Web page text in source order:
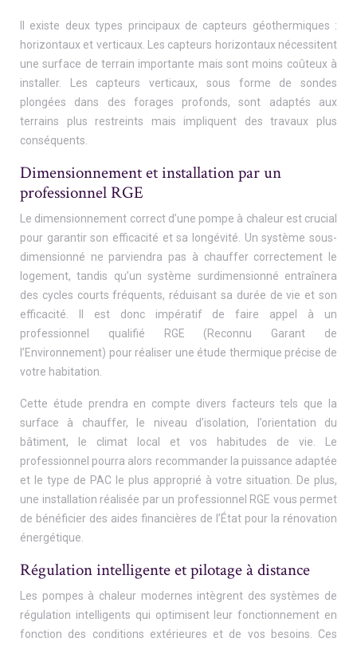
Il existe deux types principaux de capteurs géothermiques :
horizontaux et verticaux. Les capteurs horizontaux nécessitent
une surface de terrain importante mais sont moins coûteux à
installer. Les capteurs verticaux, sous forme de sondes
plongées dans des forages profonds, sont adaptés aux
terrains plus restreints mais impliquent des travaux plus
conséquents.
Dimensionnement et installation par un
professionnel RGE
Le dimensionnement correct d’une pompe à chaleur est crucial
pour garantir son efficacité et sa longévité. Un système sous-
dimensionné ne parviendra pas à chauffer correctement le
logement, tandis qu’un système surdimensionné entraînera
des cycles courts fréquents, réduisant sa durée de vie et son
efficacité. Il est donc impératif de faire appel à un
professionnel qualifié RGE (Reconnu Garant de
l’Environnement) pour réaliser une étude thermique précise de
votre habitation.
Cette étude prendra en compte divers facteurs tels que la
surface à chauffer, le niveau d’isolation, l’orientation du
bâtiment, le climat local et vos habitudes de vie. Le
professionnel pourra alors recommander la puissance adaptée
et le type de PAC le plus approprié à votre situation. De plus,
une installation réalisée par un professionnel RGE vous permet
de bénéficier des aides financières de l’État pour la rénovation
énergétique.
Régulation intelligente et pilotage à distance
Les pompes à chaleur modernes intègrent des systèmes de
régulation intelligents qui optimisent leur fonctionnement en
fonction des conditions extérieures et de vos besoins. Ces